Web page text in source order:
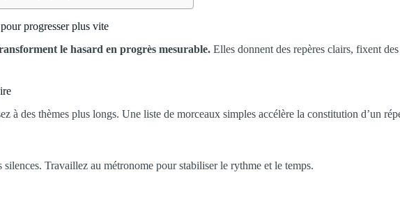
progresser plus vite
le hasard en progrès mesurable. Elles donnent des repères clairs, fixent
à des thèmes plus longs. Une liste de morceaux simples accélère la constitution d’un
Travaillez au métronome pour stabiliser le rythme et le temps.